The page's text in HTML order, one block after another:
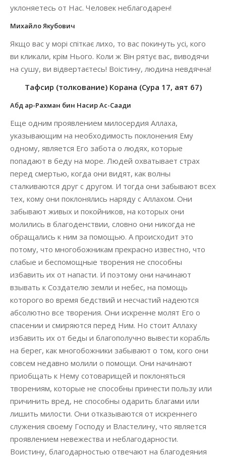
уклоняетесь от Нас. Человек неблагодарен!
Михайло Якубович
Якщо вас у морі спіткає лихо, то вас покинуть усі, кого
ви кликали, крім Нього. Коли ж Він рятує вас, виводячи
на сушу, ви відвертаєтесь! Воістину, людина невдячна!
Тафсир (толкование) Корана (Сура 17, аят 67)
Абд ар-Рахман бин Насир Ас-Саади
Еще одним проявлением милосердия Аллаха,
указывающим на необходимость поклонения Ему
одному, является Его забота о людях, которые
попадают в беду на море. Людей охватывает страх
перед смертью, когда они видят, как волны
сталкиваются друг с другом. И тогда они забывают всех
тех, кому они поклонялись наряду с Аллахом. Они
забывают живых и покойников, на которых они
молились в благоденствии, словно они никогда не
обращались к ним за помощью. А происходит это
потому, что многобожникам прекрасно известно, что
слабые и беспомощные творения не способны
избавить их от напасти. И поэтому они начинают
взывать к Создателю земли и небес, на помощь
которого во время бедствий и несчастий надеются
абсолютно все творения. Они искренне молят Его о
спасении и смиряются перед Ним. Но стоит Аллаху
избавить их от беды и благополучно вывести корабль
на берег, как многобожники забывают о том, кого они
совсем недавно молили о помощи. Они начинают
приобщать к Нему сотоварищей и поклоняться
творениям, которые не способны принести пользу или
причинить вред, не способны одарить благами или
лишить милости. Они отказываются от искреннего
служения своему Господу и Властелину, что является
проявлением невежества и неблагодарности.
Воистину, благодарностью отвечают на благодеяния